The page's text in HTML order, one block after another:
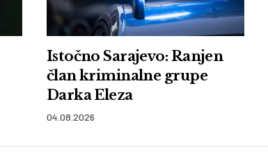
Istočno Sarajevo: Ranjen
član kriminalne grupe
Darka Eleza
04.08.2026